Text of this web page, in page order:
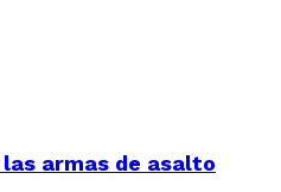
armas de asalto